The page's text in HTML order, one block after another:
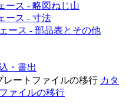
ース - 略図ねじ山
ース - 寸法
ース - 部品表とその他
・書出
レートファイルの移行 カタ
ァイルの移行